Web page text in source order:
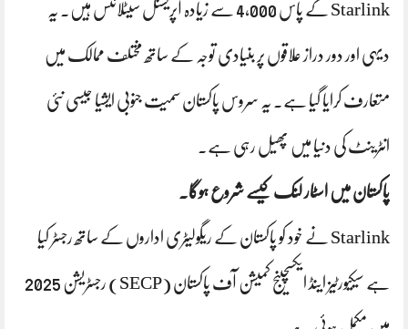
Starlink کے پاس 4,000 سے زیادہ آپریشنل سیٹلائٹس ہیں۔ یہ
دیہی اور دور دراز علاقوں پر بنیادی توجہ کے ساتھ مختلف ممالک میں
متعارف کرایا گیا ہے۔ یہ سروس پاکستان سمیت جنوبی ایشیا جیسی نئی
انٹرینٹ کی دنیا میں پھیل رہی ہے۔
پاکستان میں اسٹار لنک کیسے شروع ہوگا۔
Starlink نے خود کو پاکستان کے ریگولیٹری اداروں کے ساتھ رجسٹر کیا
ہے سیکیورٹیز اینڈ ایکسچینج کمیشن آف پاکستان (SECP) رجسٹریشن 2025